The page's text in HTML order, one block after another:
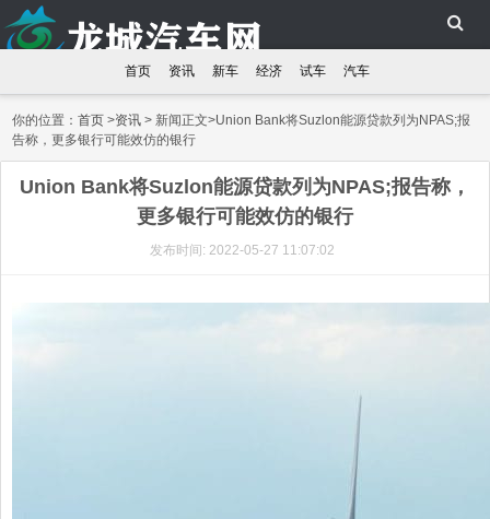
首页 资讯 新车 经济 试车 汽车
你的位置：首页 >资讯 > 新闻正文>Union Bank将Suzlon能源贷款列为NPAS;报
告称，更多银行可能效仿的银行
Union Bank将Suzlon能源贷款列为NPAS;报告称，
更多银行可能效仿的银行
发布时间: 2022-05-27 11:07:02